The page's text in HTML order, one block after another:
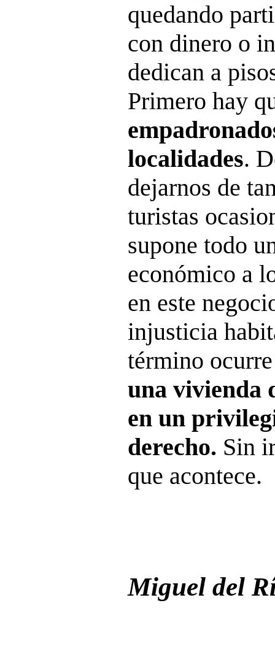
quedando
con dinero o
dedican a
Primero hay
localidades.
dejarnos de
turistas
supone todo
económico a
en este
injusticia
término
una vivienda
en un
derecho. Sin
que acontece.
Miguel del